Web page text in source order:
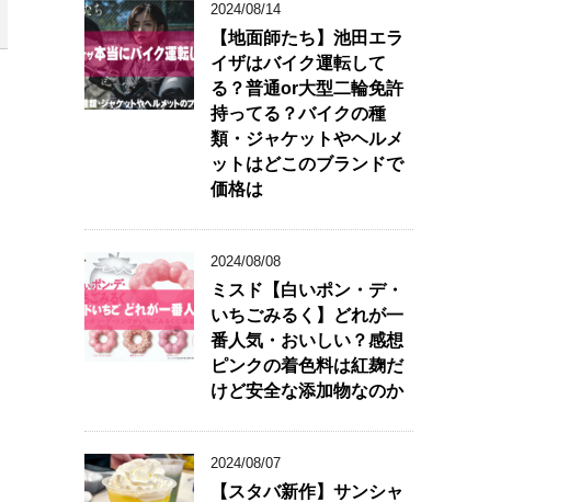
2024/08/14
【地面師たち】池田エラ
イザはバイク運転して
る？普通or大型二輪免許
持ってる？バイクの種
類・ジャケットやヘルメ
ットはどこのブランドで
価格は
2024/08/08
ミスド【白いポン・デ・
いちごみるく】どれが一
番人気・おいしい？感想
ピンクの着色料は紅麹だ
けど安全な添加物なのか
2024/08/07
【スタバ新作】サンシャ